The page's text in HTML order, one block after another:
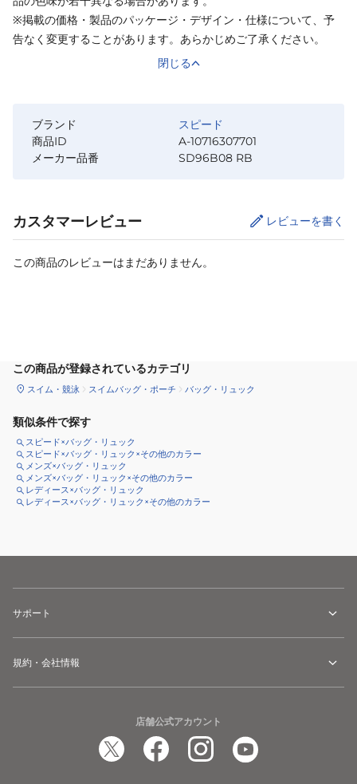
※掲載の価格・製品のパッケージ・デザイン・仕様について、予
告なく変更することがあります。あらかじめご了承ください。
閉じる
ブランド
スピード
商品ID
A-10716307701
メーカー品番
SD96B08 RB
カスタマーレビュー レビューを書く
この商品のレビューはまだありません。
この商品が登録されているカテゴリ
スイム・競泳 スイムバッグ・ポーチ バッグ・リュック
類似条件で探す
スピード×バッグ・リュック
スピード×バッグ・リュック×その他のカラー
メンズ×バッグ・リュック
メンズ×バッグ・リュック×その他のカラー
レディース×バッグ・リュック
レディース×バッグ・リュック×その他のカラー
サポート
規約・会社情報
店舗公式アカウント